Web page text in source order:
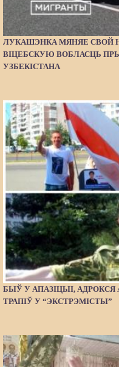
ЛУКАШЭНКА МЯНЯЕ СВОЙ
ВІЦЕБСКУЮ ВОБЛАСЦЬ
УЗБЕКІСТАНА
БЫЎ У АПАЗІЦЫІ, АДРОКСЯ
ТРАПІЎ У “ЭКСТРЭМІСТЫ”